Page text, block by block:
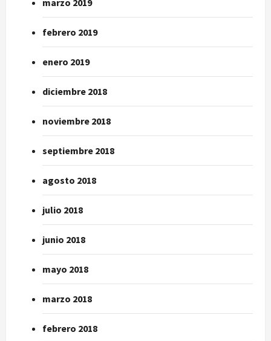
marzo 2019
febrero 2019
enero 2019
diciembre 2018
noviembre 2018
septiembre 2018
agosto 2018
julio 2018
junio 2018
mayo 2018
marzo 2018
febrero 2018